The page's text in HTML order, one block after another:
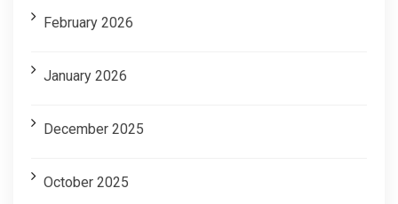
February 2026
January 2026
December 2025
October 2025